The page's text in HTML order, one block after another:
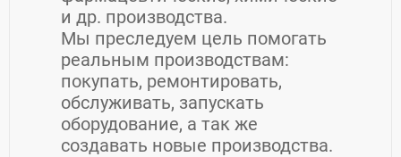
и др. производства.
Мы преследуем цель помогать
реальным производствам:
покупать, ремонтировать,
обслуживать, запускать
оборудование, а так же
создавать новые производства.